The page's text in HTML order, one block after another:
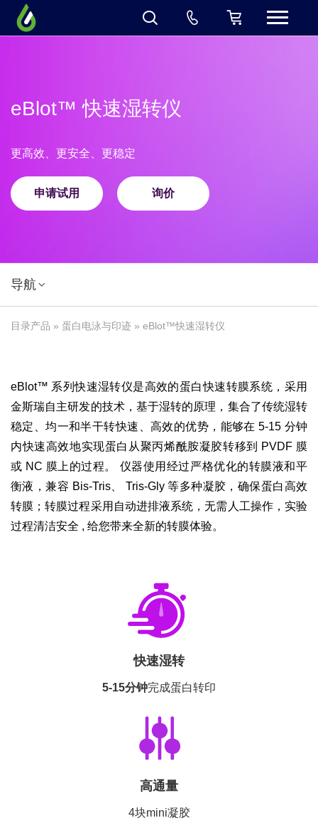
eBlot™ 快速湿转仪
更高效、更安全、更稳定
申请试用 询价
导航
目录产品 » 蛋白电泳与印迹 » eBlot™快速湿转仪
eBlot™ 系列快速湿转仪是高效的蛋白快速转膜系统，采用
金斯瑞自主研发的技术，基于湿转的原理，集合了传统湿转
稳定、均一和半干转快速、高效的优势，能够在 5-15 分钟
内快速高效地实现蛋白从聚丙烯酰胺凝胶转移到 PVDF 膜
或 NC 膜上的过程。 仪器使用经过严格优化的转膜液和平
衡液，兼容 Bis-Tris、 Tris-Gly 等多种凝胶，确保蛋白高效
转膜；转膜过程采用自动进排液系统，无需人工操作，实验
过程清洁安全 , 给您带来全新的转膜体验。
快速湿转
5-15分钟完成蛋白转印
高通量
4块mini凝胶